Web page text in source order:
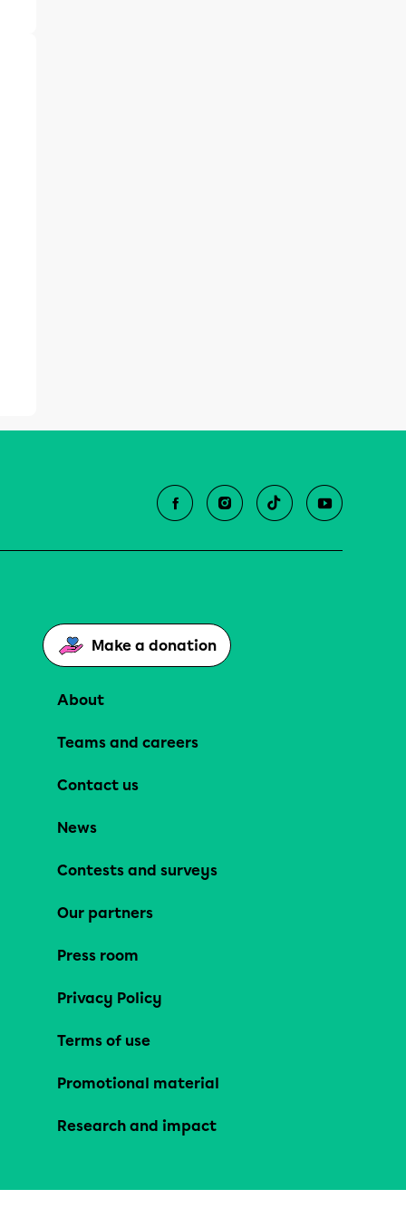
Make a donation
About
Teams and careers
Contact us
News
Contests and surveys
Our partners
Press room
Privacy Policy
Terms of use
Promotional material
Research and impact